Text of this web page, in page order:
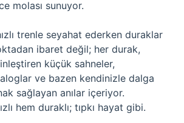
molası sunuyor.
trenle seyahat ederken duraklar
ibaret değil; her durak,
küçük sahneler,
ve bazen kendinizle dalga
sağlayan anılar içeriyor.
hem duraklı; tıpkı hayat gibi.